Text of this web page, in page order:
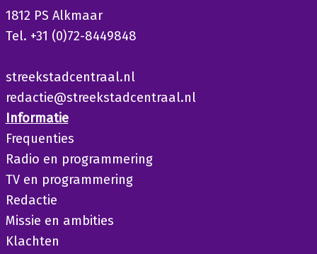
1812 PS Alkmaar
Tel. +31 (0)72-8449848
streekstadcentraal.nl
redactie@streekstadcentraal.nl
Informatie
Frequenties
Radio en programmering
TV en programmering
Redactie
Missie en ambities
Klachten